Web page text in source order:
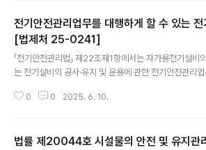
범위에서 연장할 수 있다고 규정하고 있고, 개정 「소방공
서는 제24조의2의 개정규정은 같은 법 시행 당시 「국가
제1호 및 제72조제1호 단서에 따라 휴직 중인 소방공무
다고 규..
전기안전관리업무를 대행하게 할 수 있는
[법제처 25-0241]
「전기안전관리법」 제22조제1항에서는 자가용전기설비
는 전기설비의 공사·유지 및 운용에 관한 전기안전관리
서는 같은 조제1항에도 불구하고 산업통상자원부령으로
해당하는 자에게 산업통상자원부령으로 정하는 바에 따
0 0 2025. 6. 10.
법률 제20044호 시설물의 안전 및 유지관